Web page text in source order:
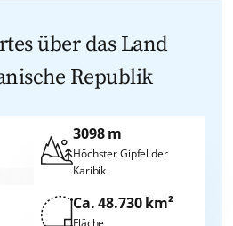
über das Land
Republik
Höchster Gipfel der
Karibik
3098 m
Ca. 48.730 km²